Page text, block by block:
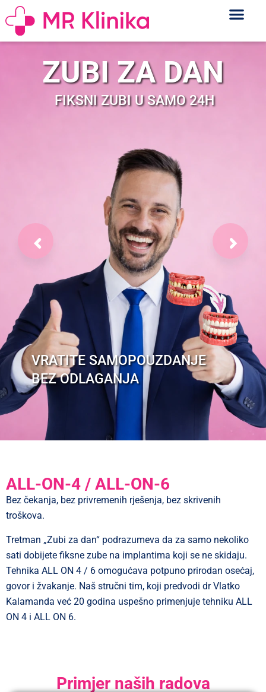
VRATITE SAMOPOUZDANJE
BEZ ODLAGANJA
ZUBI ZA DAN
FIKSNI ZUBI U SAMO 24H
ALL-ON-4 / ALL-ON-6
Bez čekanja, bez privremenih rješenja, bez skrivenih
troškova.
Tretman „Zubi za dan“ podrazumeva da za samo nekoliko
sati dobijete fiksne zube na implantima koji se ne skidaju.
Tehnika ALL ON 4 / 6 omogućava potpuno prirodan osećaj,
govor i žvakanje. Naš stručni tim, koji predvodi dr Vlatko
Kalamanda već 20 godina uspešno primenjuje tehniku ALL
ON 4 i ALL ON 6.
Primjer naših radova